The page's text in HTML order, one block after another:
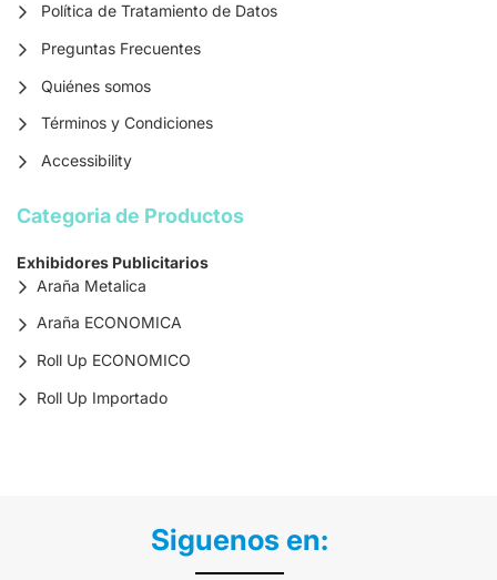
Política de Tratamiento de Datos
Preguntas Frecuentes
Quiénes somos
Términos y Condiciones
Accessibility
Categoria de Productos
Exhibidores Publicitarios
Araña Metalica
Araña ECONOMICA
Roll Up ECONOMICO
Roll Up Importado
Siguenos en: